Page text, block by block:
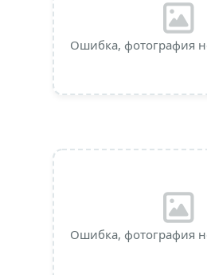
Ошибка, фотография
Ошибка, фотография